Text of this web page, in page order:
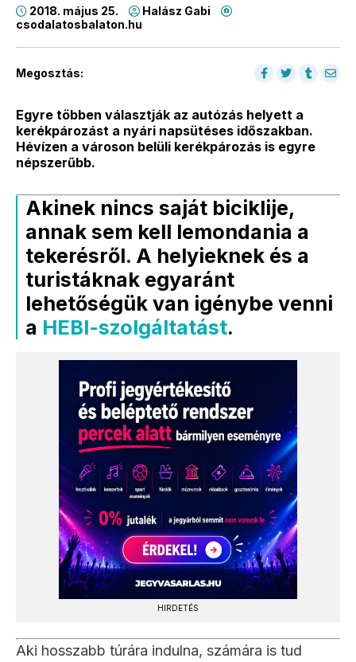
2018. május 25.
Halász Gabi
csodalatosbalaton.hu
Megosztás:
Egyre többen választják az autózás helyett a
kerékpározást a nyári napsütéses időszakban.
Hévízen a városon belüli kerékpározás is egyre
népszerűbb.
Akinek nincs saját biciklije,
annak sem kell lemondania a
tekerésről. A helyieknek és a
turistáknak egyaránt
lehetőségük van igénybe venni
a HEBI-szolgáltatást.
HIRDETÉS
Aki hosszabb túrára indulna, számára is tud